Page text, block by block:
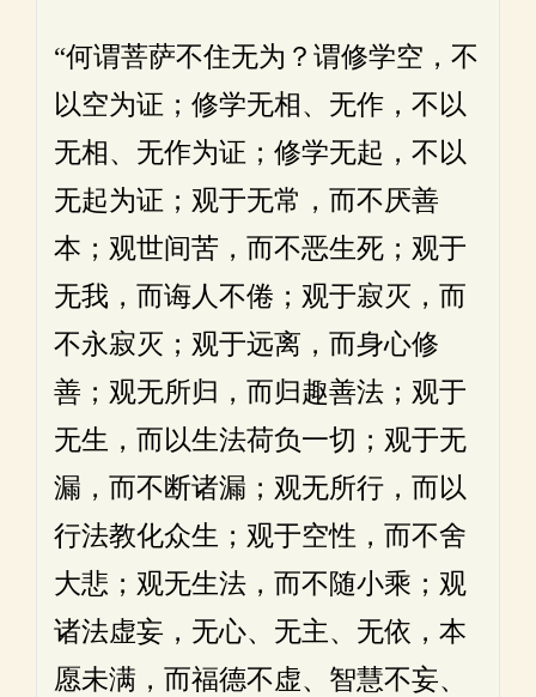
“何谓菩萨不住无为？谓修学空，不
以空为证；修学无相、无作，不以
无相、无作为证；修学无起，不以
无起为证；观于无常，而不厌善
本；观世间苦，而不恶生死；观于
无我，而诲人不倦；观于寂灭，而
不永寂灭；观于远离，而身心修
善；观无所归，而归趣善法；观于
无生，而以生法荷负一切；观于无
漏，而不断诸漏；观无所行，而以
行法教化众生；观于空性，而不舍
大悲；观无生法，而不随小乘；观
诸法虚妄，无心、无主、无依，本
愿未满，而福德不虚、智慧不妄、